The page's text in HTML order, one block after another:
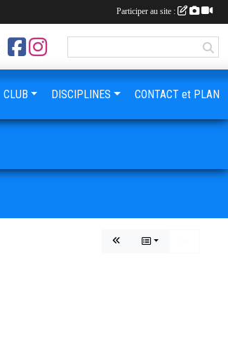
CLUB DISCIPLINES CONTACT et PLAN
Participer au site :